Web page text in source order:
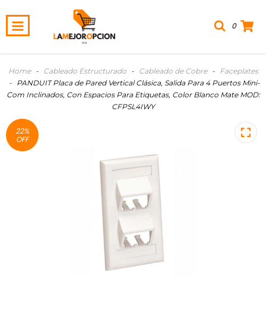
0
Home - Cableado Estructurado - Cableado de Cobre -
Faceplates
- PANDUIT Placa de Pared Vertical Clásica, Salida Para 4 Puertos Mini-
Com Inclinados, Con Espacios Para Etiquetas, Color Blanco Mate MOD:
CFPSL4IWY
22%
OFF